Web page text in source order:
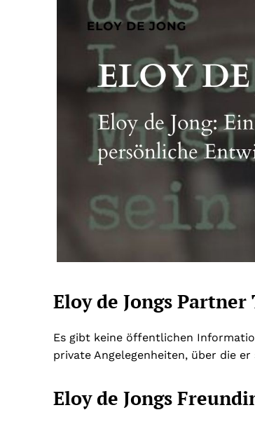
Eloy de Jongs Partner
Es gibt keine öffentlichen
private Angelegenheiten, über die
Eloy de Jongs